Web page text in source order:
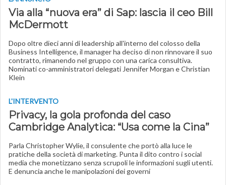
Via alla “nuova era” di Sap: lascia il ceo Bill
McDermott
Dopo oltre dieci anni di leadership all'interno del colosso della
Business Intelligence, il manager ha deciso di non rinnovare il suo
contratto, rimanendo nel gruppo con una carica consultiva.
Nominati co-amministratori delegati Jennifer Morgan e Christian
Klein
L'INTERVENTO
Privacy, la gola profonda del caso
Cambridge Analytica: “Usa come la Cina”
Parla Christopher Wylie, il consulente che portò alla luce le
pratiche della società di marketing. Punta il dito contro i social
media che monetizzano senza scrupoli le informazioni sugli utenti.
E denuncia anche le manipolazioni dei governi